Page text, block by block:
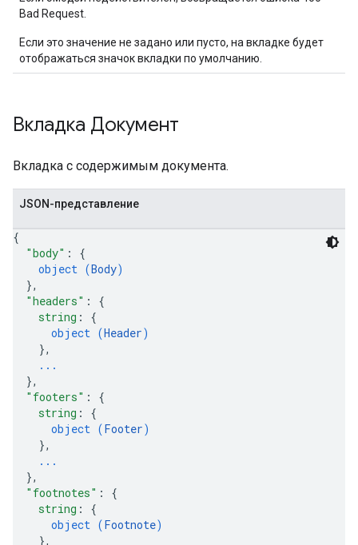
Bad Request.
Если это значение не задано или пусто, на вкладке будет
отображаться значок вкладки по умолчанию.
Вкладка Документ
Вкладка с содержимым документа.
JSON-представление
{
"body" : {
object (Body)
},
"headers" : {
string : {
object (Header)
},
...
},
"footers" : {
string : {
object (Footer)
},
...
},
"footnotes" : {
string : {
object (Footnote)
},